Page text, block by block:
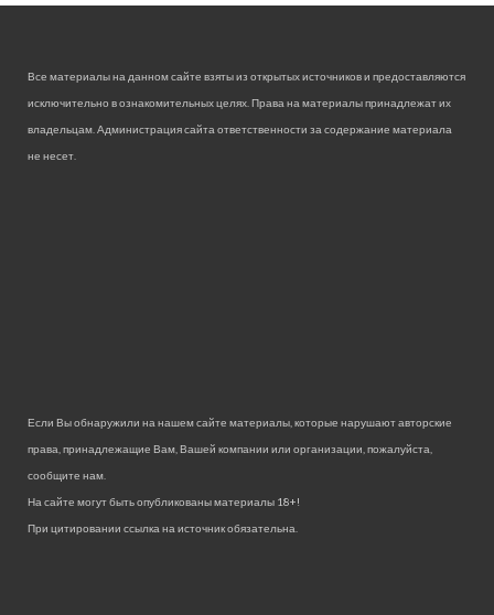
Все материалы на данном сайте взяты из открытых источников и предоставляются
исключительно в ознакомительных целях. Права на материалы принадлежат их
владельцам. Администрация сайта ответственности за содержание материала
не несет.
Если Вы обнаружили на нашем сайте материалы, которые нарушают авторские
права, принадлежащие Вам, Вашей компании или организации, пожалуйста,
сообщите нам.
На сайте могут быть опубликованы материалы 18+!
При цитировании ссылка на источник обязательна.